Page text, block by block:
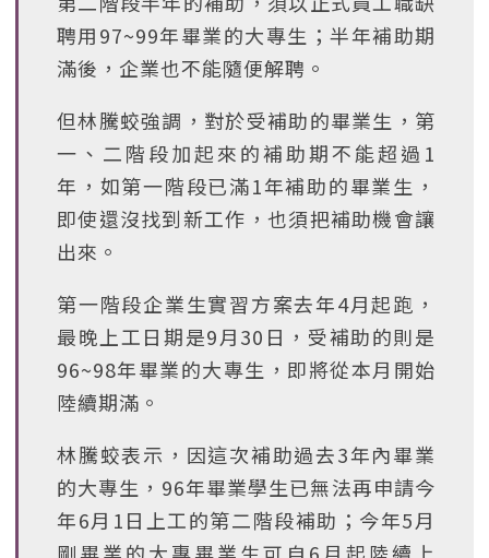
聘用97~99年畢業的大專生；半年補助期
滿後，企業也不能隨便解聘。
但林騰蛟強調，對於受補助的畢業生，第
一、二階段加起來的補助期不能超過1
年，如第一階段已滿1年補助的畢業生，
即使還沒找到新工作，也須把補助機會讓
出來。
第一階段企業生實習方案去年4月起跑，
最晚上工日期是9月30日，受補助的則是
96~98年畢業的大專生，即將從本月開始
陸續期滿。
林騰蛟表示，因這次補助過去3年內畢業
的大專生，96年畢業學生已無法再申請今
年6月1日上工的第二階段補助；今年5月